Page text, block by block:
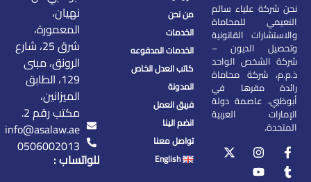
نحن شركة علياء سالم
النعيمي للمحاماة
والاستشارات القانونية
وتحصيل الديون –
شركة الشخص الواحد
ذ.م.م، شركة محاماة
رائدة مقرها في
أبوظبي، عاصمة دولة
الإمارات العربية
المتحدة.
من نحن
الخدمات
الخدمات المدفوعه
كاتب العدل الخاص
المدونة
فريق العمل
انضم الينا
تواصل معنا
English
نهيان،
المعمورة،
شرق 25، شارع
الرونق، مبنى
129، الطابق
الميزانين،
مكتب رقم 2.
info@asalaw.ae
0506002013
للواتساب :